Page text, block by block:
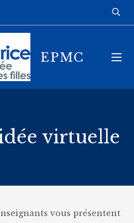
EPMC
virtuelle
vous présentent